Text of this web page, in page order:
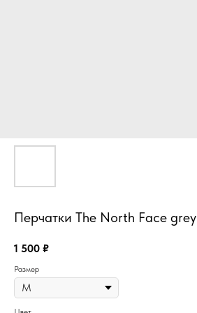
Перчатки The North Face grey
1 500 ₽
Размер